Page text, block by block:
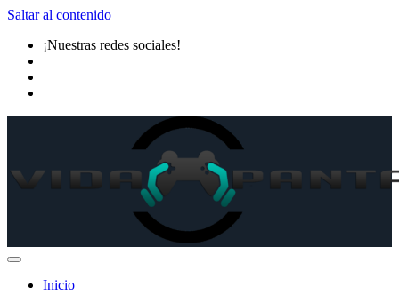
Saltar al contenido
¡Nuestras redes sociales!
Inicio